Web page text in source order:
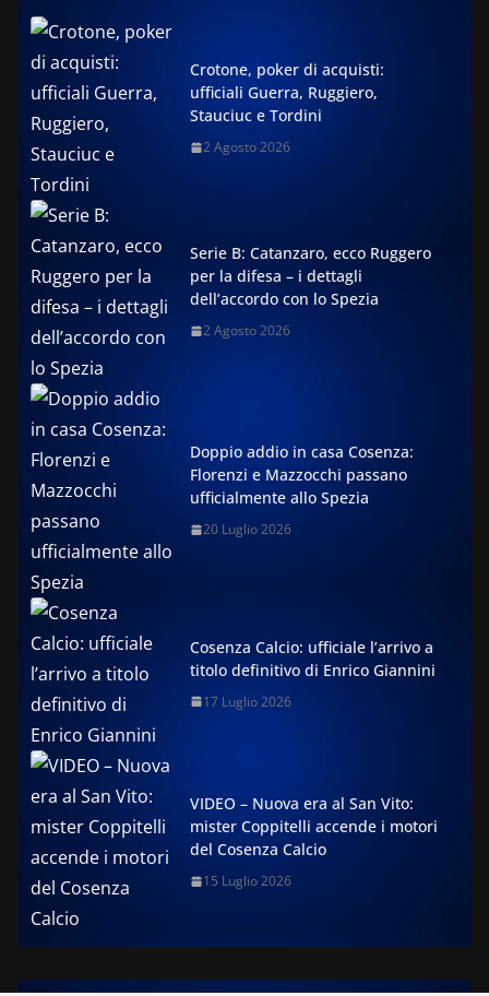
Crotone, poker di acquisti:
ufficiali Guerra, Ruggiero,
Stauciuc e Tordini
2 Agosto 2026
Serie B: Catanzaro, ecco Ruggero
per la difesa – i dettagli
dell’accordo con lo Spezia
2 Agosto 2026
Doppio addio in casa Cosenza:
Florenzi e Mazzocchi passano
ufficialmente allo Spezia
20 Luglio 2026
Cosenza Calcio: ufficiale l’arrivo a
titolo definitivo di Enrico Giannini
17 Luglio 2026
VIDEO – Nuova era al San Vito:
mister Coppitelli accende i motori
del Cosenza Calcio
15 Luglio 2026